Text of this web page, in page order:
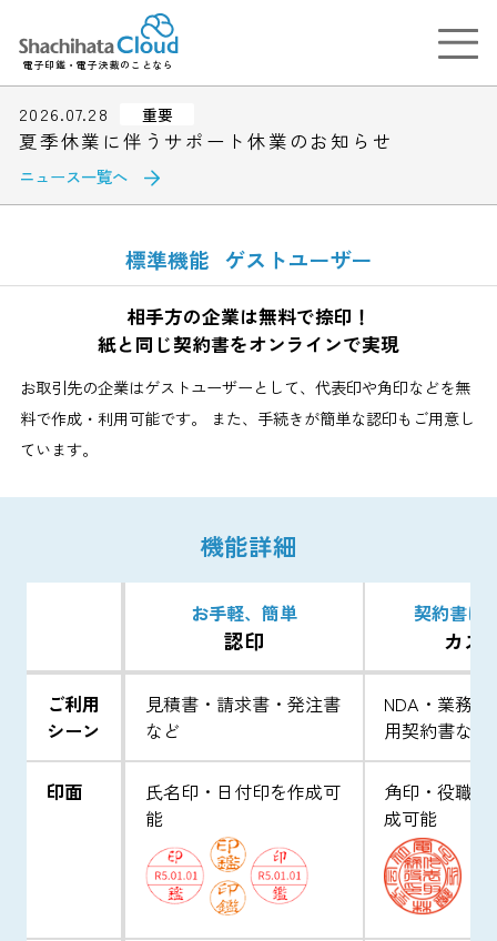
電子印鑑・電子決裁のことなら
2026.07.28 重要
夏季休業に伴うサポート休業のお知らせ
ニュース一覧へ
標準機能 ゲストユーザー
相手方の企業は無料で捺印！
紙と同じ契約書をオンラインで実現
お取引先の企業はゲストユーザーとして、代表印や角印などを無
料で作成・利用可能です。
また、手続きが簡単な認印もご用意し
ています。
機能詳細
お手軽、簡単
認印
契約書に
カス
ご利用
シーン
見積書・請求書・発注書
など
NDA・業務
用契約書など
印面
氏名印・日付印を作成可
能
角印・役職
成可能